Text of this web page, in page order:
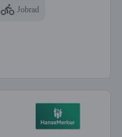
Jobrad